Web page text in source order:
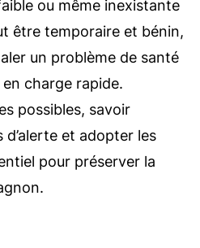
ou même inexistante
être temporaire et bénin,
un problème de santé
charge rapide.
possibles, savoir
et adopter les
pour préserver la